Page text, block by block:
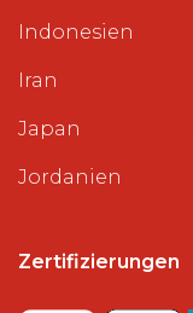
Indonesien
Iran
Japan
Jordanien
Zertifizierungen